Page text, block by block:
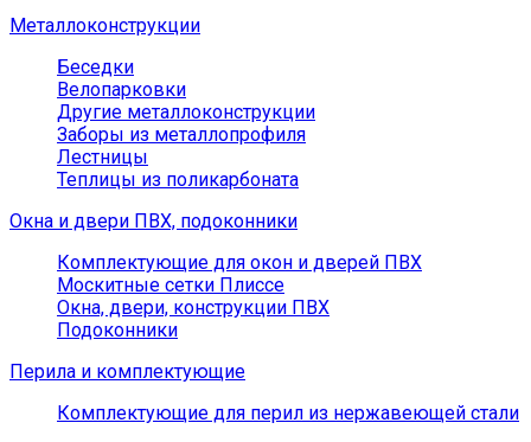
Металлоконструкции
Беседки
Велопарковки
Другие металлоконструкции
Заборы из металлопрофиля
Лестницы
Теплицы из поликарбоната
Окна и двери ПВХ, подоконники
Комплектующие для окон и дверей ПВХ
Москитные сетки Плиссе
Окна, двери, конструкции ПВХ
Подоконники
Перила и комплектующие
Комплектующие для перил из нержавеющей стали